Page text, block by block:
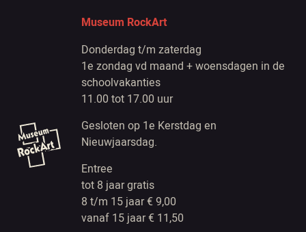
Museum RockArt
Donderdag t/m zaterdag
1e zondag vd maand + woensdagen in de
schoolvakanties
11.00 tot 17.00 uur
Gesloten op 1e Kerstdag en
Nieuwjaarsdag.
Entree
tot 8 jaar gratis
8 t/m 15 jaar € 9,00
vanaf 15 jaar € 11,50